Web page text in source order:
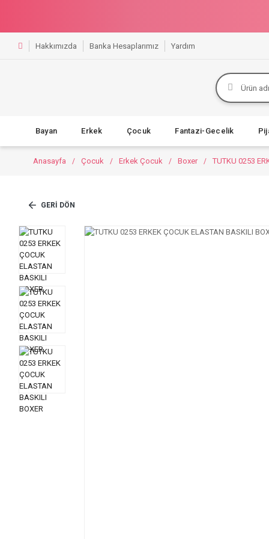
Hakkımızda Banka Hesaplarımız Yardım
Bayan Erkek Çocuk Fantazi-Gecelik
Anasayfa Çocuk Erkek Çocuk Boxer TUTKU 0253
GERI DÖN